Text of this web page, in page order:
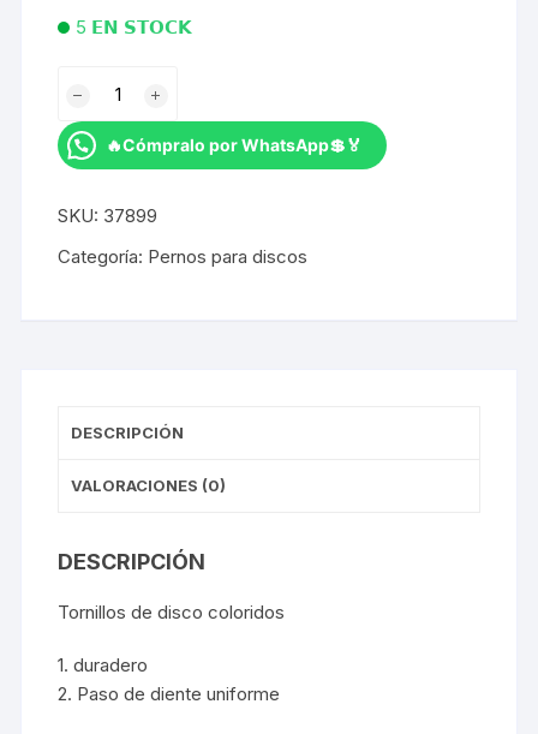
5 𝗘𝗡 𝗦𝗧𝗢𝗖𝗞
freno
de
MotSuv
Tornasol
🔥Cómpralo por WhatsApp💲🏅
SKU: 37899
Categoría: Pernos para discos
DESCRIPCIÓN
VALORACIONES (0)
DESCRIPCIÓN
Tornillos de disco coloridos
1. duradero
2. Paso de diente uniforme